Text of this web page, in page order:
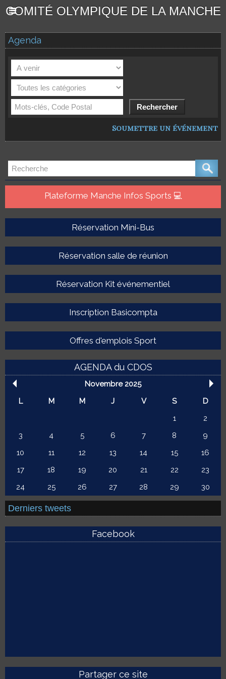
COMITÉ OLYMPIQUE DE LA MANCHE
Agenda
Soumettre un événement
Plateforme Manche Infos Sports 💻
Réservation Mini-Bus
Réservation salle de réunion
Réservation Kit événementiel
Inscription Basicompta
Offres d'emplois Sport
AGENDA du CDOS
Novembre 2025
L
M M J V S
D
1
2
3
4 5 6 7 8
9
10
11 12 13 14 15
16
17
18 19 20 21 22
23
24
25 26 27 28 29 30
Derniers tweets
Facebook
Partager ce site